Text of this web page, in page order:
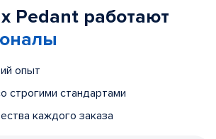
Pedant работают
опыт
строгими стандартами
каждого заказа